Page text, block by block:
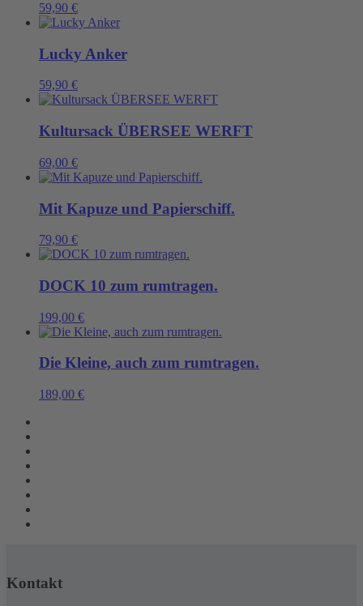
59,90 €
Lucky Anker
59,90 €
Kultursack ÜBERSEE WERFT
69,00 €
Mit Kapuze und Papierschiff.
79,90 €
DOCK 10 zum rumtragen.
199,00 €
Die Kleine, auch zum rumtragen.
189,00 €
Kontakt